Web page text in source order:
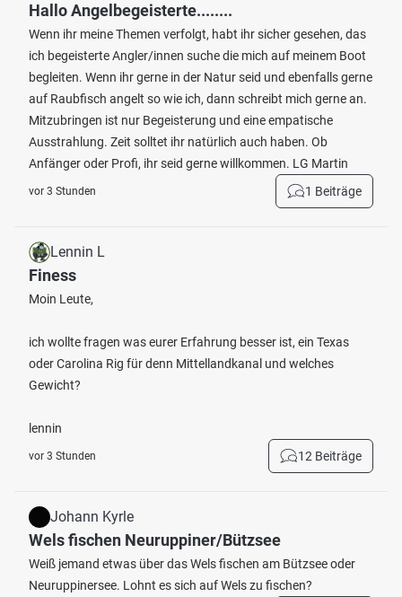
Hallo Angelbegeisterte........
Wenn ihr meine Themen verfolgt, habt ihr sicher gesehen, das
ich begeisterte Angler/innen suche die mich auf meinem Boot
begleiten. Wenn ihr gerne in der Natur seid und ebenfalls gerne
auf Raubfisch angelt so wie ich, dann schreibt mich gerne an.
Mitzubringen ist nur Begeisterung und eine empatische
Ausstrahlung. Zeit solltet ihr natürlich auch haben. Ob
Anfänger oder Profi, ihr seid gerne willkommen. LG Martin
vor 3 Stunden 1 Beiträge
Lennin L
Finess
Moin Leute,
ich wollte fragen was eurer Erfahrung besser ist, ein Texas
oder Carolina Rig für denn Mittellandkanal und welches
Gewicht?
lennin
vor 3 Stunden 12 Beiträge
Johann Kyrle
Wels fischen Neuruppiner/Bützsee
Weiß jemand etwas über das Wels fischen am Bützsee oder
Neuruppinersee. Lohnt es sich auf Wels zu fischen?